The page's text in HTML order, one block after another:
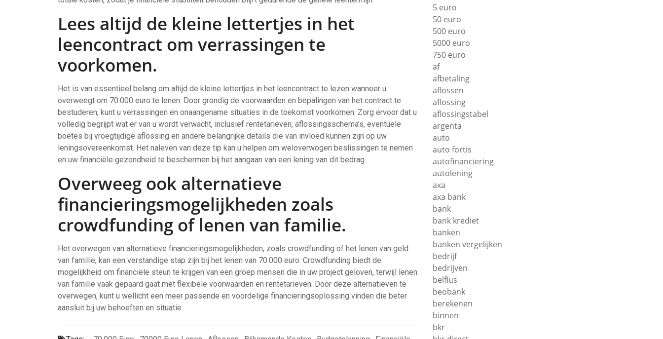
Lees altijd de kleine lettertjes in het
leencontract om verrassingen te
voorkomen.
Het is van essentieel belang om altijd de kleine lettertjes in het leencontract te lezen wanneer u
overweegt om 70.000 euro te lenen. Door grondig de voorwaarden en bepalingen van het contract te
bestuderen, kunt u verrassingen en onaangename situaties in de toekomst voorkomen. Zorg ervoor dat u
volledig begrijpt wat er van u wordt verwacht, inclusief rentetarieven, aflossingsschema’s, eventuele
boetes bij vroegtijdige aflossing en andere belangrijke details die van invloed kunnen zijn op uw
leningsovereenkomst. Het naleven van deze tip kan u helpen om weloverwogen beslissingen te nemen
en uw financiële gezondheid te beschermen bij het aangaan van een lening van dit bedrag.
Overweeg ook alternatieve
financieringsmogelijkheden zoals
crowdfunding of lenen van familie.
Het overwegen van alternatieve financieringsmogelijkheden, zoals crowdfunding of het lenen van geld
van familie, kan een verstandige stap zijn bij het lenen van 70.000 euro. Crowdfunding biedt de
mogelijkheid om financiële steun te krijgen van een groep mensen die in uw project geloven, terwijl lenen
van familie vaak gepaard gaat met flexibele voorwaarden en rentetarieven. Door deze alternatieven te
overwegen, kunt u wellicht een meer passende en voordelige financieringsoplossing vinden die beter
aansluit bij uw behoeften en situatie.
5 euro
50 euro
500 euro
5000 euro
750 euro
af
afbetaling
aflossen
aflossing
aflossingstabel
argenta
auto
auto fortis
autofinanciering
autolening
axa
axa bank
bank
bank krediet
banken
banken vergelijken
bedrijf
bedrijven
belfius
beobank
berekenen
binnen
bkr